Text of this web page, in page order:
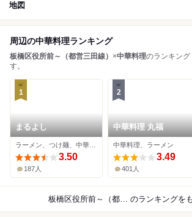
地図
周辺の中華料理ランキング
板橋区役所前～（都営三田線） ×中華料理のランキン
す。
1
まるよし
3.50
187人
2
中華料理 丸福
中華料理、ラーメン
3.49
401人
板橋区役所前～（都営三田線）×中華料理 のランキングを